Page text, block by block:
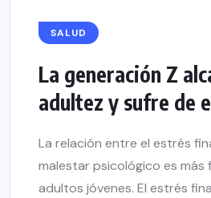
SALUD
La generación Z
adultez y sufre de
La relación entre el estrés
malestar psicológico es más
adultos jóvenes. El estrés